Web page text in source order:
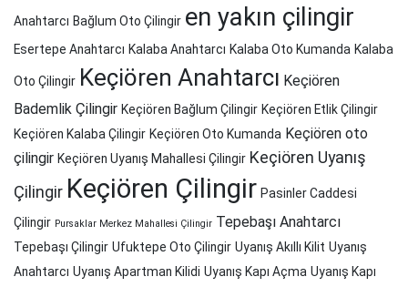
Anahtarcı Bağlum Oto Çilingir en yakın çilingir
Esertepe Anahtarcı Kalaba Anahtarcı Kalaba Oto Kumanda Kalaba
Oto Çilingir Keçiören Anahtarcı Keçiören
Bademlik Çilingir Keçiören Bağlum Çilingir Keçiören Etlik Çilingir
Keçiören Kalaba Çilingir Keçiören Oto Kumanda Keçiören oto
çilingir Keçiören Uyanış Mahallesi Çilingir Keçiören Uyanış
Çilingir Keçiören Çilingir Pasinler Caddesi
Çilingir Pursaklar Merkez Mahallesi Çilingir Tepebaşı Anahtarcı
Tepebaşı Çilingir Ufuktepe Oto Çilingir Uyanış Akıllı Kilit Uyanış
Anahtarcı Uyanış Apartman Kilidi Uyanış Kapı Açma Uyanış Kapı